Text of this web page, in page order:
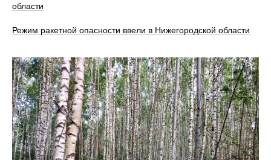
области
Режим ракетной опасности ввели в Нижегородской области